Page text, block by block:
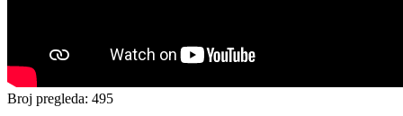
Broj pregleda: 495